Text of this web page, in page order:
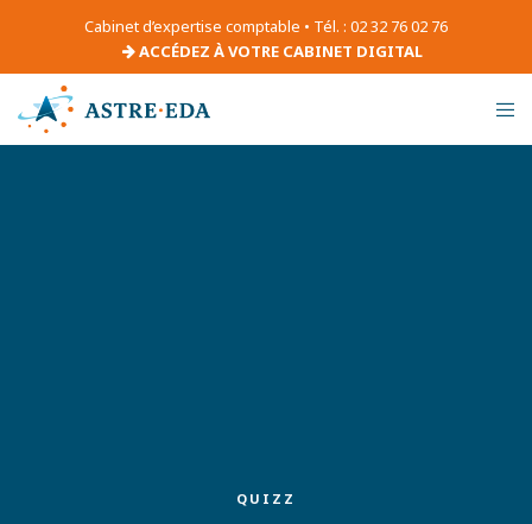
Cabinet d’expertise comptable • Tél. : 02 32 76 02 76
ACCÉDEZ À VOTRE CABINET DIGITAL
QUIZZ